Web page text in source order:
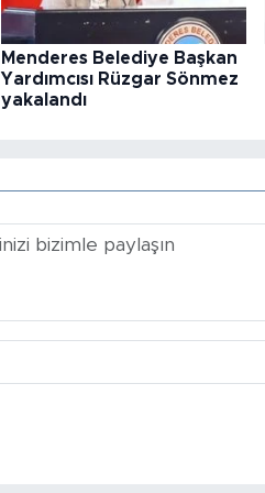
Menderes Belediye Başkan
Yardımcısı Rüzgar Sönmez
yakalandı